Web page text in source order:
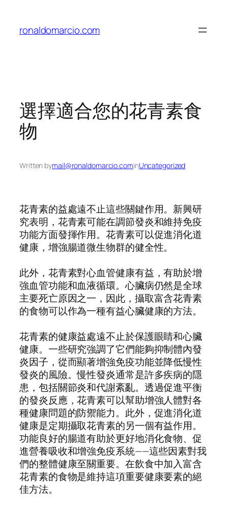
content
ronaldomarcio.com
選擇適合您的花青素食
物
Written bymail@ronaldomarcio.cominUncategorized
花青素的益處遠不止這些關鍵作用。新興研
究表明，花青素可能在調節發炎和維持免疫
功能方面發揮作用。花青素可以促進消化道
健康，增強腸道微生物群的健全性。
此外，花青素對心血管健康有益，有助於增
強血管功能和血液循環。心臟病仍然是全球
主要死亡原因之一，因此，攝取富含花青素
的食物可以作為一種有益心臟健康的方法。
花青素的健康益處遠不止於保護眼睛和心臟
健康。一些研究強調了它們能夠抑制體內發
炎因子，從而顯著增強免疫功能並降低慢性
發炎的風險。慢性發炎通常是許多疾病的隱
患，包括關節炎和代謝紊亂。透過促進平衡
的發炎反應，花青素可以幫助增強人體對各
種健康問題的防禦能力。此外，促進消化道
健康是定期攝取花青素的另一個有益作用。
功能良好的腸道有助於更好地消化食物、促
進營養吸收和增強免疫系統——這些因素對我
們的整體健康至關重要。在飲食中加入富含
花青素的食物是維持這項重要健康要素的絕
佳方法。